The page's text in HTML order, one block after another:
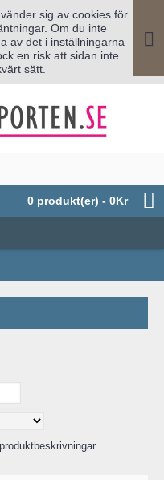
sig av cookies för
Om du inte
av det i inställningarna
en risk att sidan inte
sätt.
0 produkt(er) - 0Kr